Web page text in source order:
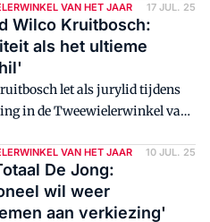
van het Jaar-
won. "We hebben echt niet de
grootste of beste winkel, maar
uit met de heldere en eerlijke
van onze identiteit."
VAN HET JAAR 17 JUL. 25
Wilco Kruitbosch:
als het ultieme
let als jurylid tijdens
in de Tweewielerwinkel van
vermogen van
Vanuit zijn ervaring als
voor Cortina is hij na zijn
Kruitbosch bezig met
VAN HET JAAR 10 JUL. 25
De Jong:
wil weer
aan verkiezing'